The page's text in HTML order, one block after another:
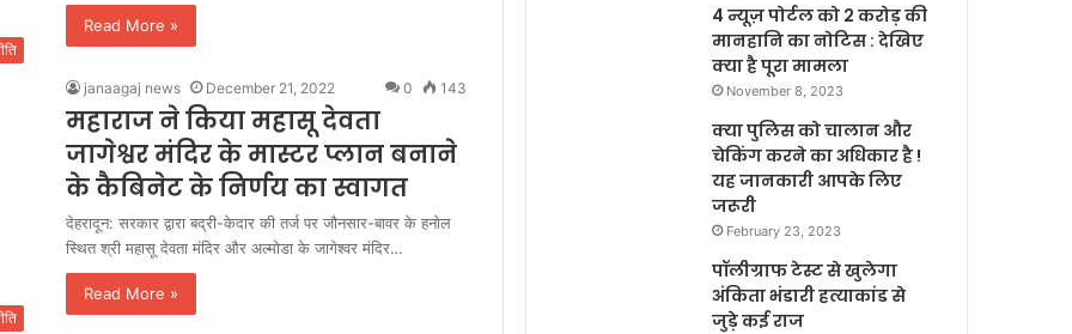
Read More »
janaagaj news December 21, 2022 0 143
महाराज ने किया महासू देवता
जागेश्वर मंदिर के मास्टर प्लान बनाने
के कैबिनेट के निर्णय का स्वागत
देहरादून: सरकार द्वारा बद्री-केदार की तर्ज पर जौनसार-बावर के हनोल
स्थित श्री महासू देवता मंदिर और अल्मोडा के जागेश्वर मंदिर…
Read More »
4 न्यूज़ पोर्टल को 2 करोड़ की
मानहानि का नोटिस : देखिए
क्या है पूरा मामला
November 8, 2023
क्या पुलिस को चालान और
चेकिंग करने का अधिकार है !
यह जानकारी आपके लिए
जरूरी
February 23, 2023
पॉलीग्राफ टेस्ट से खुलेगा
अंकिता भंडारी हत्याकांड से
जुड़े कई राज